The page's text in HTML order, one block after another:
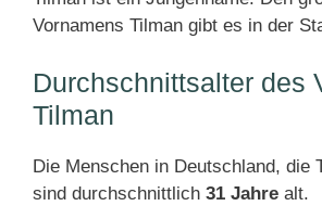
Vornamens Tilman gibt es in der
Durchschnittsalter des
Tilman
Die Menschen in Deutschland, die
sind durchschnittlich 31 Jahre alt.